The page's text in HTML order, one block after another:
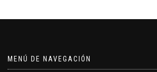
MENÚ DE NAVEGACIÓN